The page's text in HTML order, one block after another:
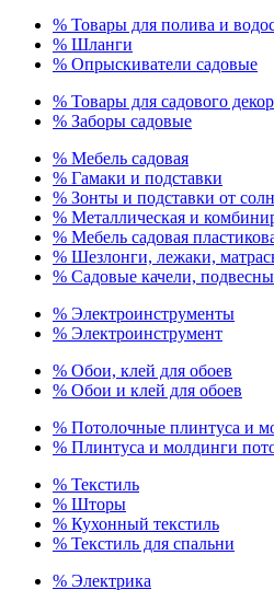
% Товары для полива и
% Шланги
% Опрыскиватели садовые
% Товары для садового
% Заборы садовые
% Мебель садовая
% Гамаки и подставки
% Зонты и подставки от
% Металлическая и
% Мебель садовая
% Шезлонги, лежаки,
% Садовые качели,
% Электроинструменты
% Электроинструмент
% Обои, клей для обоев
% Обои и клей для обоев
% Потолочные плинтуса и
% Плинтуса и молдинги
% Текстиль
% Шторы
% Кухонный текстиль
% Текстиль для спальни
% Электрика